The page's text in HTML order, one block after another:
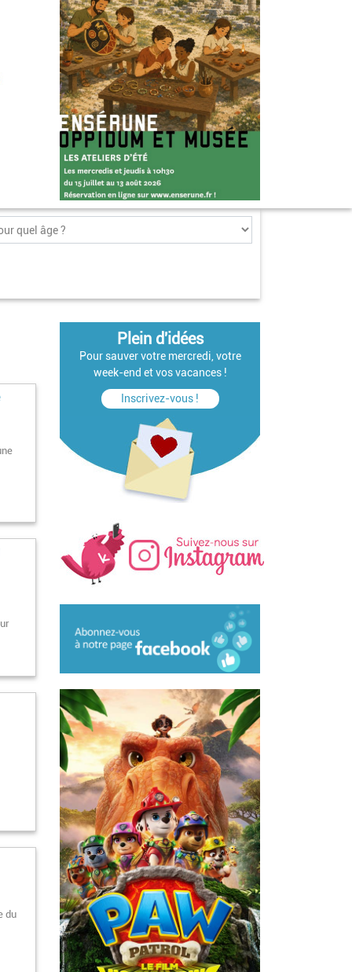
du
Plein d'idées
Pour sauver votre mercredi, votre
week-end et vos vacances !
Inscrivez-vous !